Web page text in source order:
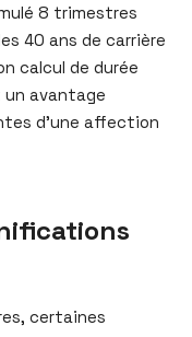
8 trimestres
40 ans de carrière
calcul de durée
un avantage
d’une affection
certaines